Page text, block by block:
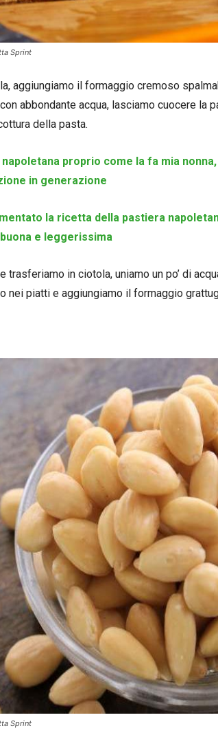
Sprint
aggiungiamo il formaggio cremoso
abbondante acqua, lasciamo cuocere la
della pasta.
napoletana proprio come la fa mia
in generazione
la ricetta della pastiera
e leggerissima
trasferiamo in ciotola, uniamo un po’ di
nei piatti e aggiungiamo il formaggio
Sprint